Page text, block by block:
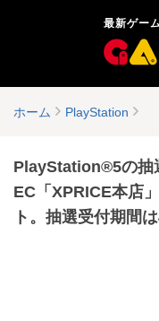
最新ゲー
ホーム PlayStation
PlayStation®5の抽
EC「XPRICE本店
ト。抽選受付期間